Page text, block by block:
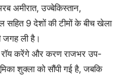
अमीरात, उज्बेकिस्तान,
सहित 9 देशों की टीमों के बीच खेला
जगह ली है।
रॉय करेंगे और करण राजभर उप-
शुक्ला को सौंपी गई है, जबकि